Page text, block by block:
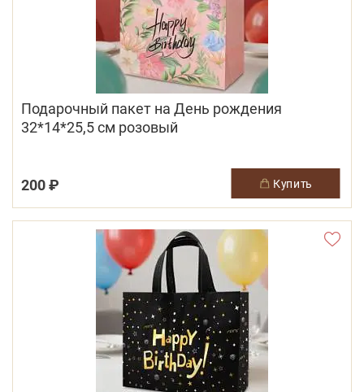
Подарочный пакет на День рождения
32*14*25,5 см розовый
200 ₽ купить